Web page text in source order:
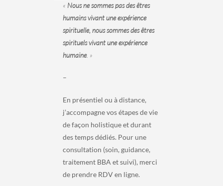
« Nous ne sommes pas des êtres
humains vivant une expérience
spirituelle, nous sommes des êtres
spirituels vivant une expérience
humaine. »
–
En présentiel ou à distance,
j’accompagne vos étapes de vie
de façon holistique et durant
des temps dédiés. Pour une
consultation (soin, guidance,
traitement BBA et suivi), merci
de prendre RDV en ligne.